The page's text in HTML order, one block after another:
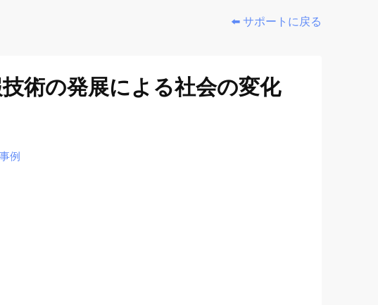
⬅️ サポートに戻る
の発展による社会の変化
例